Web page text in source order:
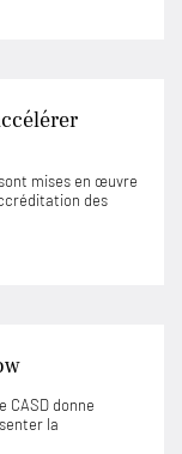
mises en œuvre
des
CASD donne
la